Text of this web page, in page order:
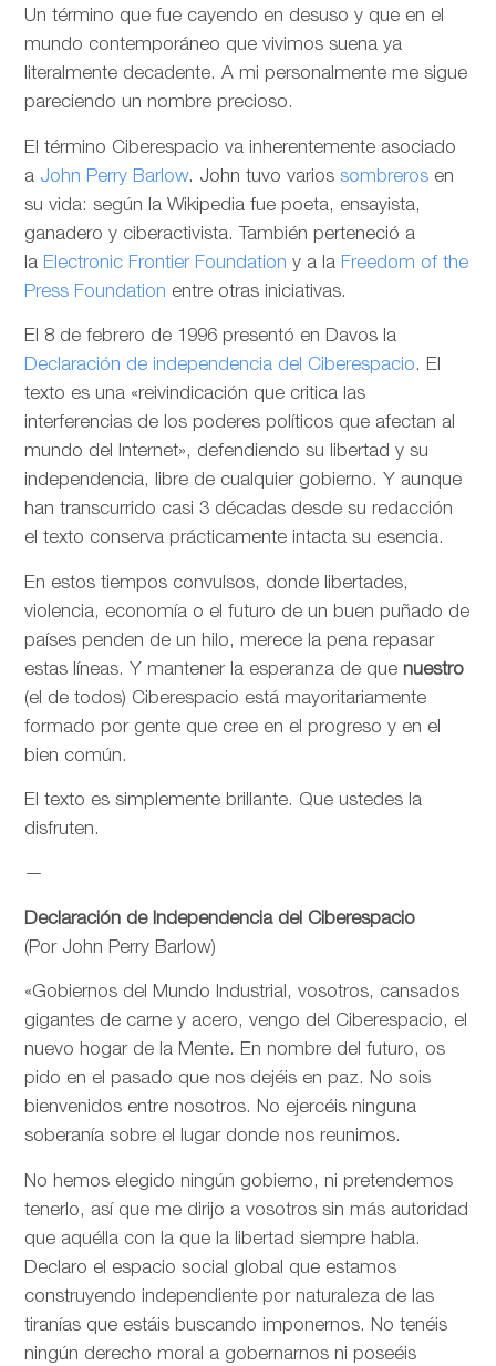
Un término que fue cayendo en desuso y que en el
mundo contemporáneo que vivimos suena ya
literalmente decadente. A mi personalmente me sigue
pareciendo un nombre precioso.
El término Ciberespacio va inherentemente asociado
a John Perry Barlow. John tuvo variossombreros en
su vida: según la Wikipedia fue poeta, ensayista,
ganadero y ciberactivista. También perteneció a
la Electronic Frontier Foundation y a la Freedom of the
Press Foundation entre otras iniciativas.
El 8 de febrero de 1996 presentó en Davos la
Declaración de independencia del Ciberespacio. El
texto es una «reivindicación que critica las
interferencias de los poderes políticos que afectan al
mundo del Internet», defendiendo su libertad y su
independencia, libre de cualquier gobierno. Y aunque
han transcurrido casi 3 décadas desde su redacción
el texto conserva prácticamente intacta su esencia.
En estos tiempos convulsos, donde libertades,
violencia, economía o el futuro de un buen puñado de
países penden de un hilo, merece la pena repasar
estas líneas. Y mantener la esperanza de que nuestro
(el de todos) Ciberespacio está mayoritariamente
formado por gente que cree en el progreso y en el
bien común.
El texto es simplemente brillante. Que ustedes la
disfruten.
—
Declaración de Independencia del Ciberespacio
(Por John Perry Barlow)
«Gobiernos del Mundo Industrial, vosotros, cansados
gigantes de carne y acero, vengo del Ciberespacio, el
nuevo hogar de la Mente. En nombre del futuro, os
pido en el pasado que nos dejéis en paz. No sois
bienvenidos entre nosotros. No ejercéis ninguna
soberanía sobre el lugar donde nos reunimos.
No hemos elegido ningún gobierno, ni pretendemos
tenerlo, así que me dirijo a vosotros sin más autoridad
que aquélla con la que la libertad siempre habla.
Declaro el espacio social global que estamos
construyendo independiente por naturaleza de las
tiranías que estáis buscando imponernos. No tenéis
ningún derecho moral a gobernarnos ni poseéis